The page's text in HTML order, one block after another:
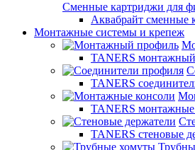
Сменные картриджи для
Аквабрайт сменные
Монтажные системы и крепеж
TANERS
TANERS
TANERS монтажные
TANERS стеновые